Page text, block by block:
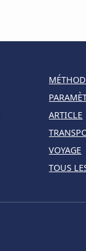
ARTICLE
VOYAGE
TOUS